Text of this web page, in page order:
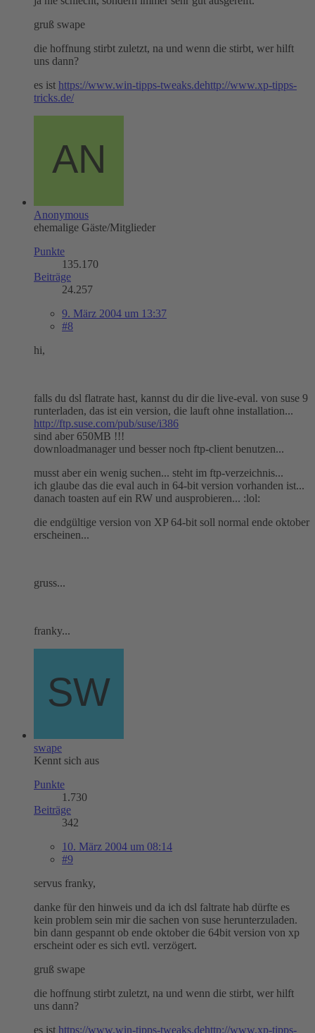
gruß swape
die hoffnung stirbt zuletzt, na und wenn die stirbt, wer hilft
uns dann?
es ist https://www.win-tipps-tweaks.dehttp://www.xp-tipps-
tricks.de/
Anonymous
ehemalige Gäste/Mitglieder
Punkte
135.170
Beiträge
24.257
9. März 2004 um 13:37
#8
hi,
falls du dsl flatrate hast, kannst du dir die live-eval. von suse 9
runterladen, das ist ein version, die lauft ohne installation...
http://ftp.suse.com/pub/suse/i386
sind aber 650MB !!!
downloadmanager und besser noch ftp-client benutzen...
musst aber ein wenig suchen... steht im ftp-verzeichnis...
ich glaube das die eval auch in 64-bit version vorhanden ist...
danach toasten auf ein RW und ausprobieren... :lol:
die endgültige version von XP 64-bit soll normal ende oktober
erscheinen...
gruss...
franky...
swape
Kennt sich aus
Punkte
1.730
Beiträge
342
10. März 2004 um 08:14
#9
servus franky,
danke für den hinweis und da ich dsl faltrate hab dürfte es
kein problem sein mir die sachen von suse herunterzuladen.
bin dann gespannt ob ende oktober die 64bit version von xp
erscheint oder es sich evtl. verzögert.
gruß swape
die hoffnung stirbt zuletzt, na und wenn die stirbt, wer hilft
uns dann?
es ist https://www.win-tipps-tweaks.dehttp://www.xp-tipps-